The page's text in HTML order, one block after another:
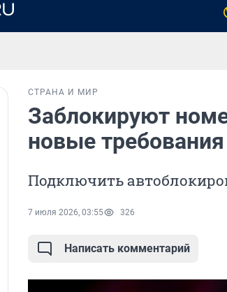
СТРАНА И МИР
Заблокируют
новые
Подключить
7 июля 2026, 03:55 326
Написать комментарий